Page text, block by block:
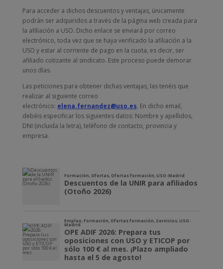
Para acceder a dichos descuentos y ventajas, únicamente
podrán ser adquiridos a través de la página web creada para
la afiliación a USO. Dicho enlace se enviará por correo
electrónico, toda vez que se haya verificado la afiliación a la
USO y estar al corriente de pago en la cuota, es decir, ser
afiliado cotizante al sindicato. Este proceso puede demorar
unos días.
Las peticiones para obtener dichas ventajas, las tenéis que
realizar al siguiente correo
electrónico: elena.fernandez@uso.es. En dicho email,
debéis especificar los siguientes datos: Nombre y apellidos,
DNI (incluida la letra), teléfono de contacto, provincia y
empresa.